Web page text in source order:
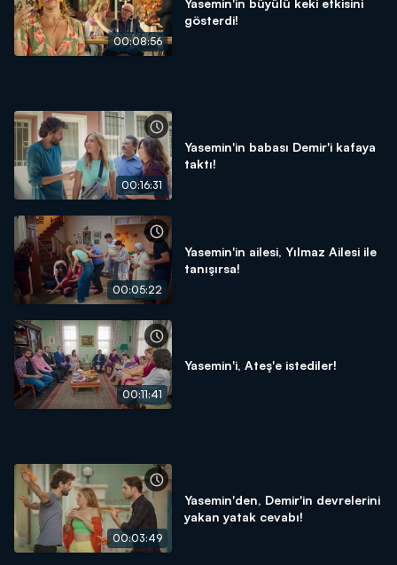
00:08:56
Yasemin'in büyülü keki etkisini
gösterdi!
00:16:31
Yasemin'in babası Demir'i kafaya
taktı!
00:05:22
Yasemin'in ailesi, Yılmaz Ailesi ile
tanışırsa!
00:11:41
Yasemin'i, Ateş'e istediler!
00:03:49
Yasemin'den, Demir'in devrelerini
yakan yatak cevabı!